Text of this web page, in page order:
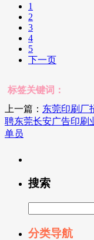
1
2
3
4
5
下一页
标签关键词：
上一篇： 东莞印刷厂
聘东莞长安广告印刷
单员
搜索
分类导航